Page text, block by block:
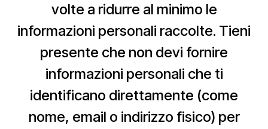
volte a ridurre al minimo le
informazioni personali raccolte. Tieni
presente che non devi fornire
informazioni personali che ti
identificano direttamente (come
nome, email o indirizzo fisico) per